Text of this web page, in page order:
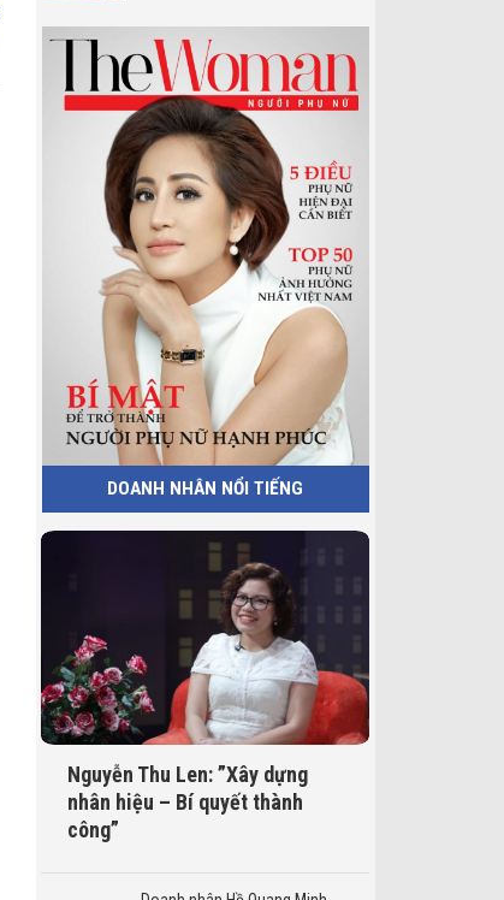
DOANH NHÂN NỔI TIẾNG
Nguyễn Thu Len: ”Xây dựng
nhân hiệu – Bí quyết thành
công”